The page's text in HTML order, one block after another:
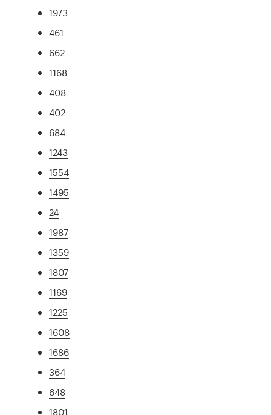
1973
461
662
1168
408
402
684
1243
1554
1495
24
1987
1359
1807
1169
1225
1608
1686
364
648
1801